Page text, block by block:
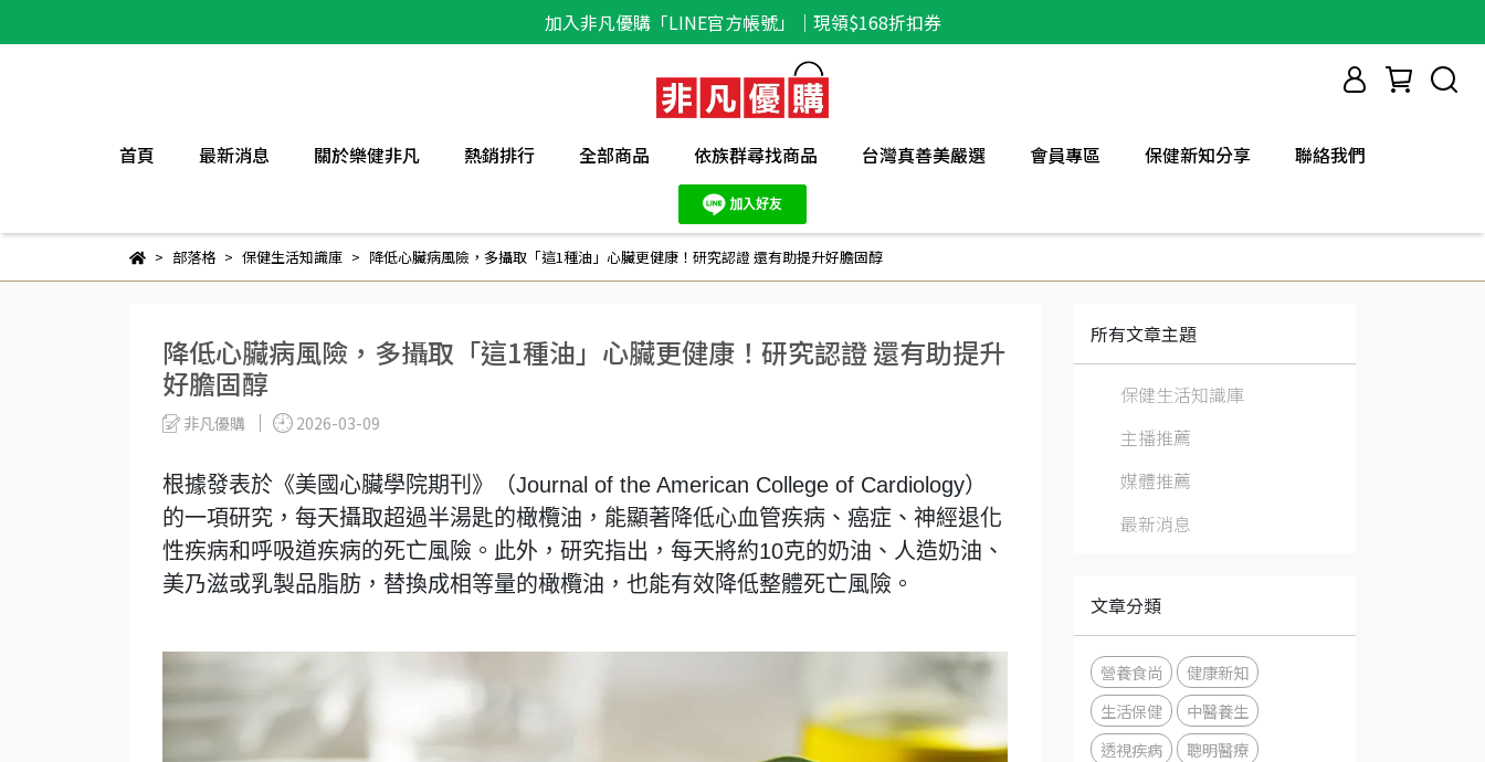
加入非凡優購「LINE官方帳號」｜現領$168折扣券
首頁 最新消息 關於樂健非凡 熱銷排行 全部商品 依族群尋找商品 台灣真善美嚴選 會員專區 保健新知分享 聯絡我們
部落格 保健生活知識庫 降低心臟病風險，多攝取「這1種油」心臟更健康！研究認證 還有助提升好膽固醇
降低心臟病風險，多攝取「這1種油」心臟更健康！研究認證 還有助提升
好膽固醇
非凡優購 2026-03-09
根據發表於《美國心臟學院期刊》（Journal of the American College of Cardiology）
的一項研究，每天攝取超過半湯匙的橄欖油，能顯著降低心血管疾病、癌症、神經退化
性疾病和呼吸道疾病的死亡風險。此外，研究指出，每天將約10克的奶油、人造奶油、
美乃滋或乳製品脂肪，替換成相等量的橄欖油，也能有效降低整體死亡風險。
所有文章主題
保健生活知識庫
主播推薦
媒體推薦
最新消息
文章分類
營養食尚
健康新知
生活保健
中醫養生
透視疾病
聰明醫療